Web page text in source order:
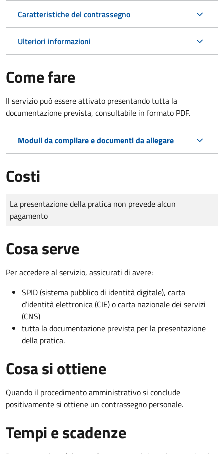
Caratteristiche del contrassegno
Ulteriori informazioni
Come fare
Il servizio può essere attivato presentando tutta la
documentazione prevista, consultabile in formato PDF.
Moduli da compilare e documenti da allegare
Costi
Tipo di pagamento
Importo
La presentazione della pratica non prevede alcun
pagamento
Cosa serve
Per accedere al servizio, assicurati di avere:
SPID (sistema pubblico di identità digitale), carta
d’identità elettronica (CIE) o carta nazionale dei servizi
(CNS)
tutta la documentazione prevista per la presentazione
della pratica.
Cosa si ottiene
Quando il procedimento amministrativo si conclude
positivamente si ottiene un contrassegno personale.
Tempi e scadenze